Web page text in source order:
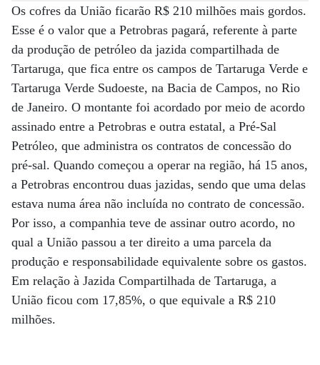
Os cofres da União ficarão R$ 210 milhões mais gordos.
Esse é o valor que a Petrobras pagará, referente à parte
da produção de petróleo da jazida compartilhada de
Tartaruga, que fica entre os campos de Tartaruga Verde e
Tartaruga Verde Sudoeste, na Bacia de Campos, no Rio
de Janeiro. O montante foi acordado por meio de acordo
assinado entre a Petrobras e outra estatal, a Pré-Sal
Petróleo, que administra os contratos de concessão do
pré-sal. Quando começou a operar na região, há 15 anos,
a Petrobras encontrou duas jazidas, sendo que uma delas
estava numa área não incluída no contrato de concessão.
Por isso, a companhia teve de assinar outro acordo, no
qual a União passou a ter direito a uma parcela da
produção e responsabilidade equivalente sobre os gastos.
Em relação à Jazida Compartilhada de Tartaruga, a
União ficou com 17,85%, o que equivale a R$ 210
milhões.